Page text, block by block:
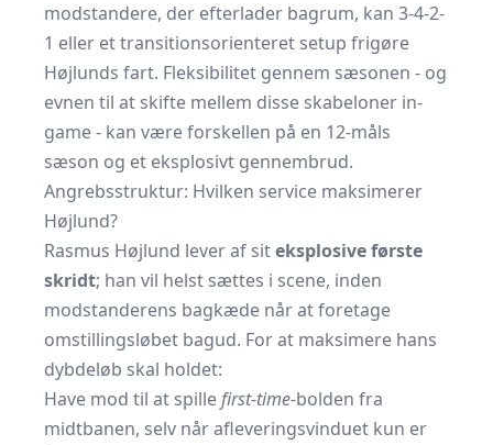
modstandere, der efterlader bagrum, kan 3-4-2-
1 eller et transitionsorienteret setup frigøre
Højlunds fart. Fleksibilitet gennem sæsonen - og
evnen til at skifte mellem disse skabeloner in-
game - kan være forskellen på en 12-måls
sæson og et eksplosivt gennembrud.
Angrebsstruktur: Hvilken service maksimerer
Højlund?
Rasmus Højlund lever af siteksplosive første
skridt; han vil helst sættes i scene, inden
modstanderens bagkæde når at foretage
omstillingsløbet bagud. For at maksimere hans
dybdeløb skal holdet:
Have mod til at spillefirst-time-bolden fra
midtbanen, selv når afleveringsvinduet kun er